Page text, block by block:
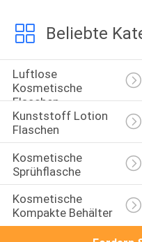
Beliebte
Luftlose
Kosmetische
Flaschen
Kunststoff Lotion
Flaschen
Kosmetische
Sprühflasche
Kosmetische
Kompakte Behälter